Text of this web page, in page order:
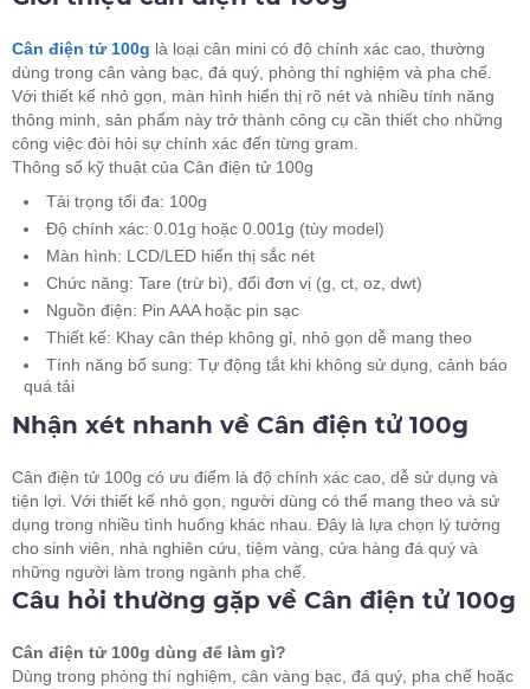
Cân điện tử 100g là loại cân mini có độ chính xác cao, thường
dùng trong cân vàng bạc, đá quý, phòng thí nghiệm và pha chế.
Với thiết kế nhỏ gọn, màn hình hiển thị rõ nét và nhiều tính năng
thông minh, sản phẩm này trở thành công cụ cần thiết cho những
công việc đòi hỏi sự chính xác đến từng gram.
Thông số kỹ thuật của Cân điện tử 100g
Tải trọng tối đa: 100g
Độ chính xác: 0.01g hoặc 0.001g (tùy model)
Màn hình: LCD/LED hiển thị sắc nét
Chức năng: Tare (trừ bì), đổi đơn vị (g, ct, oz, dwt)
Nguồn điện: Pin AAA hoặc pin sạc
Thiết kế: Khay cân thép không gỉ, nhỏ gọn dễ mang theo
Tính năng bổ sung: Tự động tắt khi không sử dụng, cảnh báo
quá tải
Nhận xét nhanh về Cân điện tử 100g
Cân điện tử 100g có ưu điểm là độ chính xác cao, dễ sử dụng và
tiện lợi. Với thiết kế nhỏ gọn, người dùng có thể mang theo và sử
dụng trong nhiều tình huống khác nhau. Đây là lựa chọn lý tưởng
cho sinh viên, nhà nghiên cứu, tiệm vàng, cửa hàng đá quý và
những người làm trong ngành pha chế.
Câu hỏi thường gặp về Cân điện tử 100g
Cân điện tử 100g dùng để làm gì?
Dùng trong phòng thí nghiệm, cân vàng bạc, đá quý, pha chế hoặc